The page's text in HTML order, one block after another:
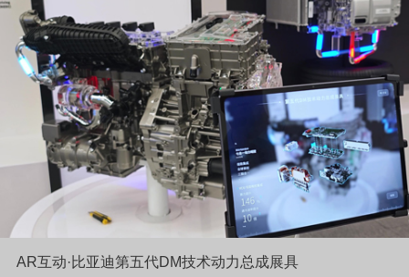
AR互动·比亚迪第五代DM技术动力总成展具